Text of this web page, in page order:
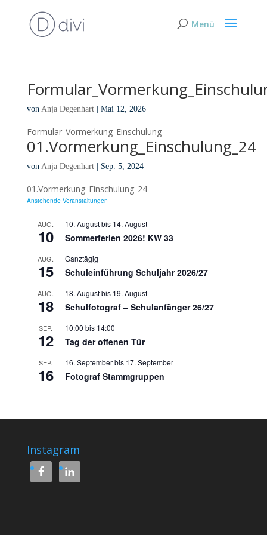
von Anja Degenhart| Mai 12, 2026
Formular_Vormerkung_Einschulung
01.Vormerkung_Einschulung_24
von Anja Degenhart| Sep. 5, 2024
01.Vormerkung_Einschulung_24
Anstehende Veranstaltungen
AUG.
10
10. Augustbis 14. August
Sommerferien 2026! KW 33
AUG.
15
Ganztägig
Schuleinführung Schuljahr 2026/27
AUG.
18
18. Augustbis 19. August
Schulfotograf – Schulanfänger 26/27
SEP.
12
10:00 bis 14:00
Tag der offenen Tür
SEP.
16
16. Septemberbis 17. September
Fotograf Stammgruppen
Instagram